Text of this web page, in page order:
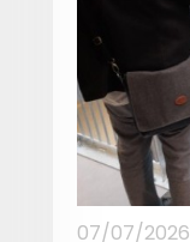
07/07/2026